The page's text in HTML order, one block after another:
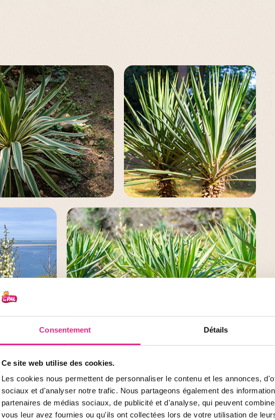
Consentement Détails
Ce site web utilise des cookies.
Les cookies nous permettent de personnaliser le contenu et les annonces,
sociaux et d'analyser notre trafic. Nous partageons également des
partenaires de médias sociaux, de publicité et d'analyse, qui peuvent
vous leur avez fournies ou qu'ils ont collectées lors de votre utilisation de
Did you know ?